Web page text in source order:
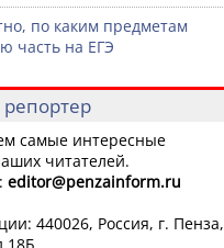
по каким предметам
часть на ЕГЭ
самые интересные
читателей.
editor@penzainform.ru
440026, Россия, г. Пенза,